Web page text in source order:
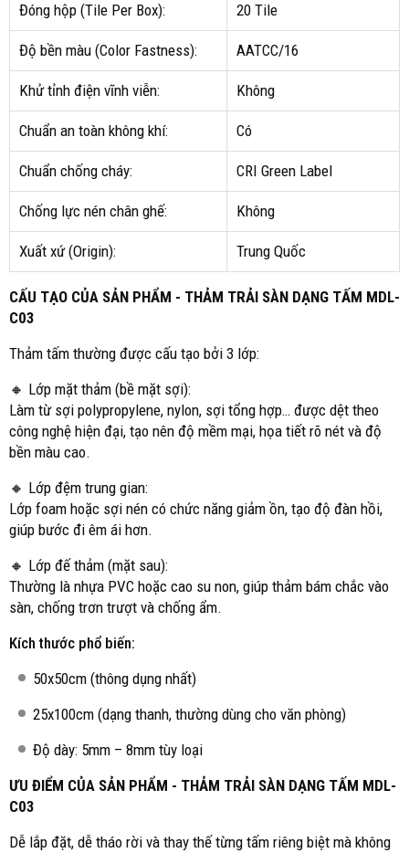
Đóng hộp (Tile Per Box): 20 Tile
Độ bền màu (Color Fastness): AATCC/16
Khử tỉnh điện vĩnh viễn: Không
Chuẩn an toàn không khí: Có
Chuẩn chống cháy: CRI Green Label
Chống lực nén chân ghế: Không
Xuất xứ (Origin): Trung Quốc
CẤU TẠO CỦA SẢN PHẨM - THẢM TRẢI SÀN DẠNG TẤM MDL-
C03
Thảm tấm thường được cấu tạo bởi 3 lớp:
🔸 Lớp mặt thảm (bề mặt sợi):
Làm từ sợi polypropylene, nylon, sợi tổng hợp… được dệt theo
công nghệ hiện đại, tạo nên độ mềm mại, họa tiết rõ nét và độ
bền màu cao.
🔸 Lớp đệm trung gian:
Lớp foam hoặc sợi nén có chức năng giảm ồn, tạo độ đàn hồi,
giúp bước đi êm ái hơn.
🔸 Lớp đế thảm (mặt sau):
Thường là nhựa PVC hoặc cao su non, giúp thảm bám chắc vào
sàn, chống trơn trượt và chống ẩm.
Kích thước phổ biến:
50x50cm (thông dụng nhất)
25x100cm (dạng thanh, thường dùng cho văn phòng)
Độ dày: 5mm – 8mm tùy loại
ƯU ĐIỂM CỦA SẢN PHẨM - THẢM TRẢI SÀN DẠNG TẤM MDL-
C03
Dễ lắp đặt, dễ tháo rời và thay thế từng tấm riêng biệt mà không